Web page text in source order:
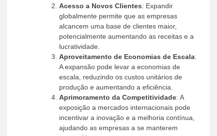
Acesso a Novos Clientes: Expandir
globalmente permite que as empresas
alcancem uma base de clientes maior,
potencialmente aumentando as receitas e a
lucratividade.
Aproveitamento de Economias de Escala:
A expansão pode levar a economias de
escala, reduzindo os custos unitários de
produção e aumentando a eficiência.
Aprimoramento da Competitividade: A
exposição a mercados internacionais pode
incentivar a inovação e a melhoria contínua,
ajudando as empresas a se manterem